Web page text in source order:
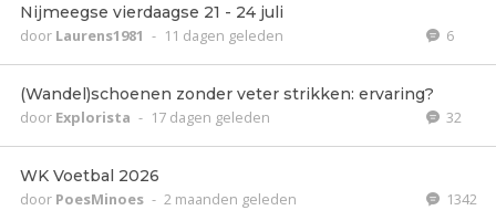
Nijmeegse vierdaagse 21 - 24 juli
door Laurens1981 - 11 dagen geleden 6
(Wandel)schoenen zonder veter strikken: ervaring?
door Explorista - 17 dagen geleden 32
WK Voetbal 2026
door PoesMinoes - 2 maanden geleden 1342